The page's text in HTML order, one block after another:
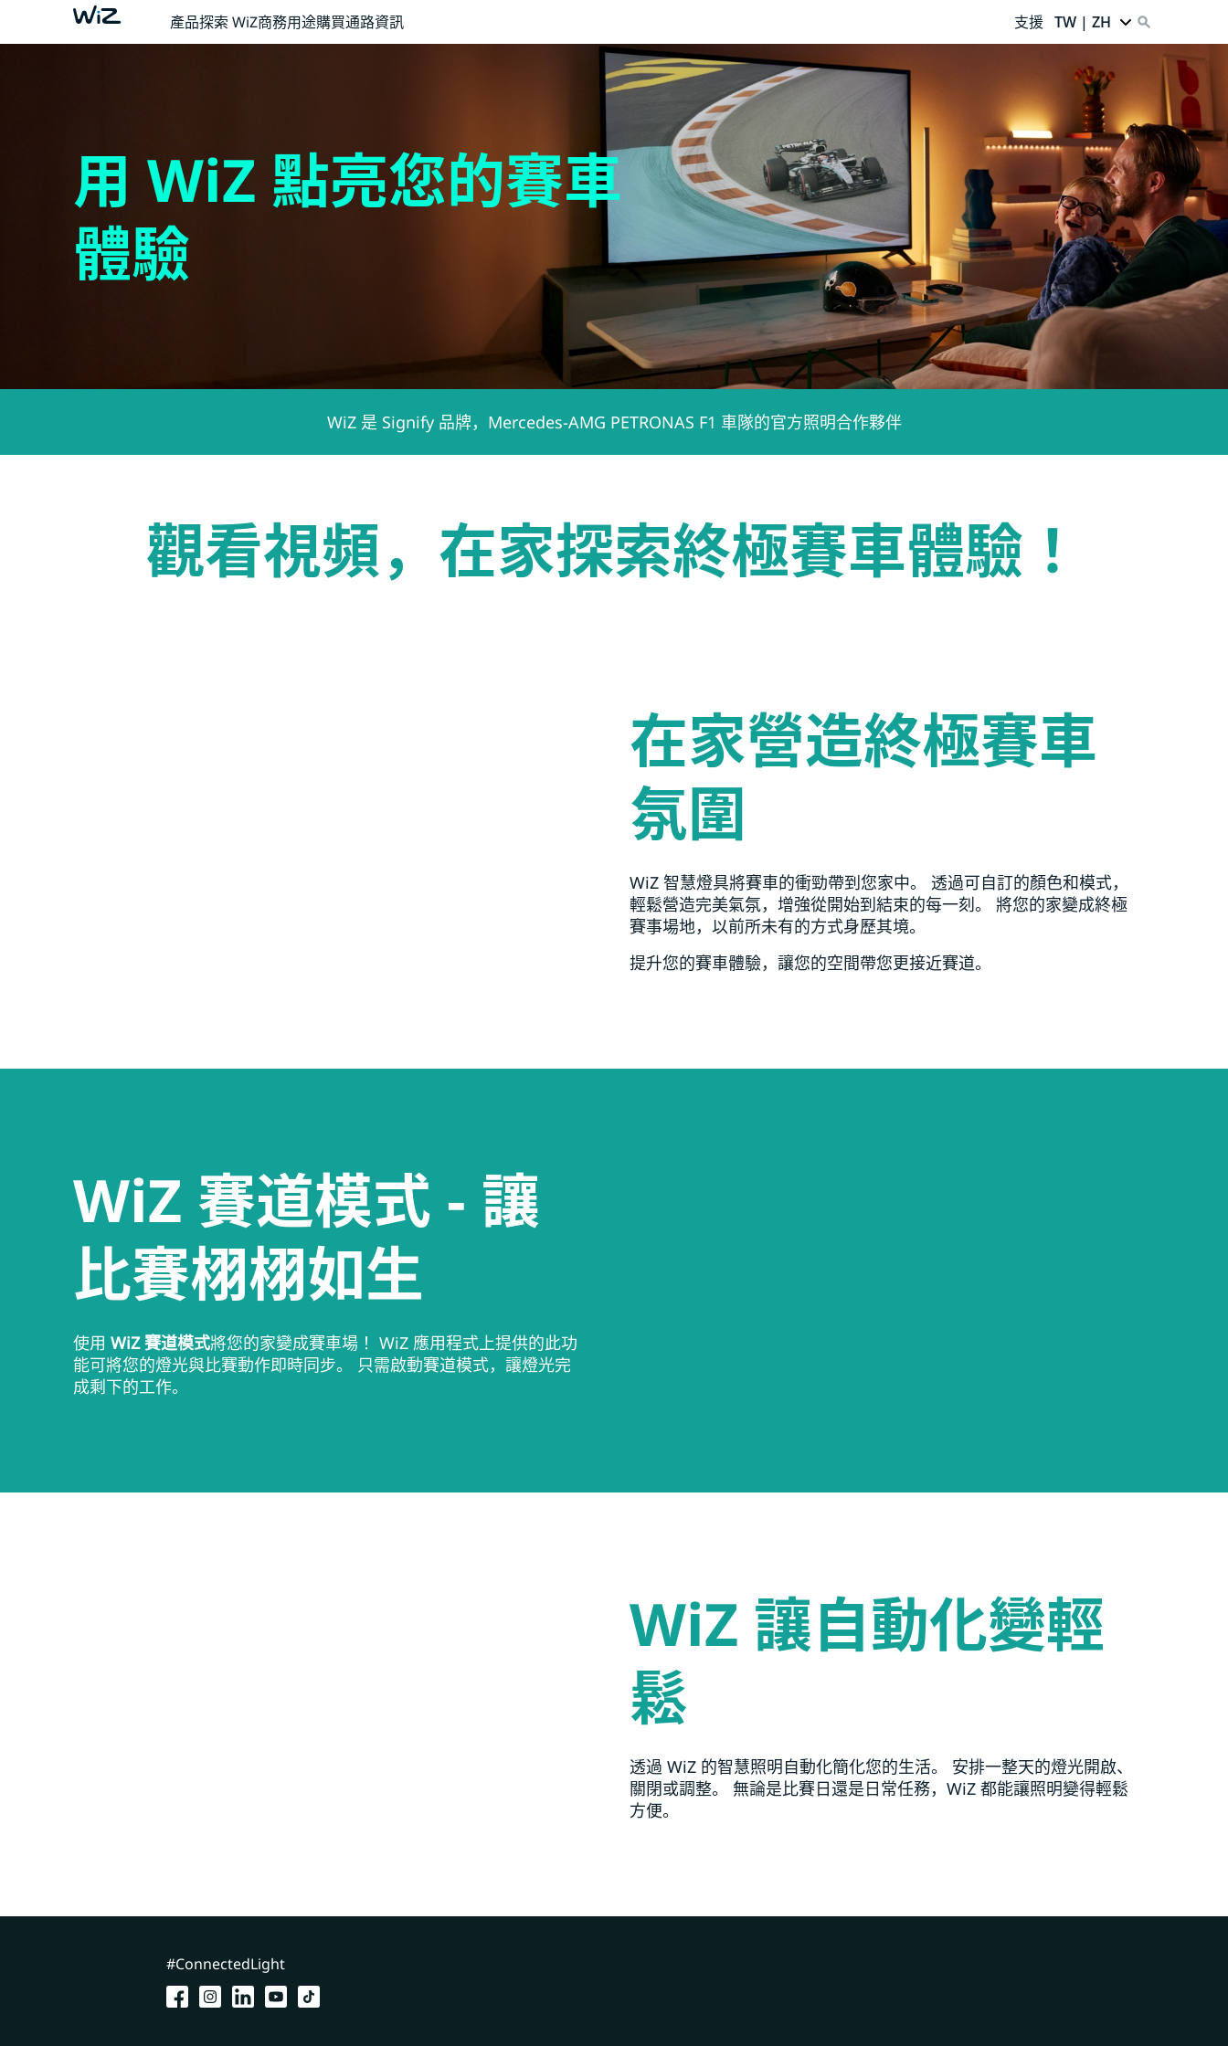
產品探索 WiZ商務用途購買通路資訊 支援 TW | ZH
用 WiZ 點亮您的賽車
體驗
WiZ 是 Signify 品牌，Mercedes-AMG PETRONAS F1 車隊的官方照明合作夥伴
觀看視頻，在家探索終極賽車體驗！
在家營造終極賽車
氛圍
WiZ 智慧燈具將賽車的衝勁帶到您家中。 透過可自訂的顏色和模式，
輕鬆營造完美氣氛，增強從開始到結束的每一刻。 將您的家變成終極
賽事場地，以前所未有的方式身歷其境。
提升您的賽車體驗，讓您的空間帶您更接近賽道。
WiZ 賽道模式 - 讓
比賽栩栩如生
使用WiZ 賽道模式將您的家變成賽車場！ WiZ 應用程式上提供的此功
能可將您的燈光與比賽動作即時同步。 只需啟動賽道模式，讓燈光完
成剩下的工作。
WiZ 讓自動化變輕
鬆
透過 WiZ 的智慧照明自動化簡化您的生活。 安排一整天的燈光開啟、
關閉或調整。 無論是比賽日還是日常任務，WiZ 都能讓照明變得輕鬆
方便。
#ConnectedLight